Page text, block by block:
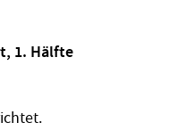
1. Hälfte